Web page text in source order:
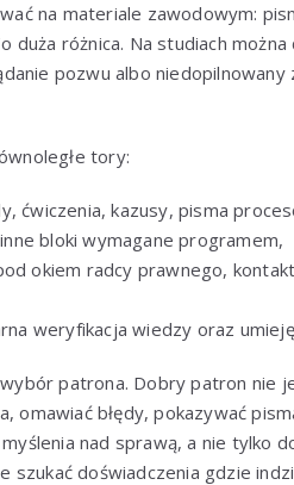
na materiale zawodowym:
duża różnica. Na studiach
pozwu albo niedopilnowany
tory:
ćwiczenia, kazusy, pisma
bloki wymagane programem,
okiem radcy prawnego,
weryfikacja wiedzy oraz
patrona. Dobry patron nie
omawiać błędy, pokazywać
nad sprawą, a nie tylko
szukać doświadczenia gdzie